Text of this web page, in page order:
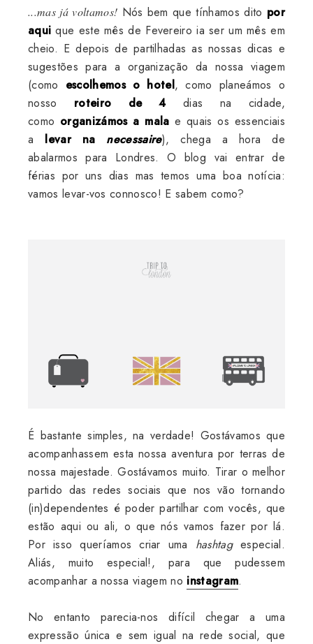
...mas já voltamos! Nós bem que tínhamos dito por
aqui que este mês de Fevereiro ia ser um mês em
cheio. E depois de partilhadas as nossas dicas e
sugestões para a organização da nossa viagem
(como escolhemos o hotel, como planeámos o
nosso roteiro de 4dias na cidade,
como organizámos a mala e quais os essenciais
a levar na necessaire), chega a hora de
abalarmos para Londres. O blog vai entrar de
férias por uns dias mas temos uma boa notícia:
vamos levar-vos connosco! E sabem como?
É bastante simples, na verdade! Gostávamos que
acompanhassem esta nossa aventura por terras de
nossa majestade. Gostávamos muito. Tirar o melhor
partido das redes sociais que nos vão tornando
(in)dependentes é poder partilhar com vocês, que
estão aqui ou ali, o que nós vamos fazer por lá.
Por isso queríamos criar uma hashtagespecial.
Aliás, muito especial!, para que pudessem
acompanhar a nossa viagem no instagram.
No entanto parecia-nos difícil chegar a uma
expressão única e sem igual na rede social, que